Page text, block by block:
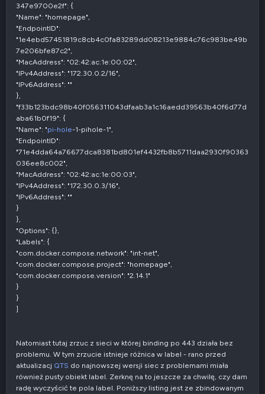
347e9700e2f": {
"Name": "homepage",
"EndpointID":
"1e4ebd57451819c8cb4c0fa83289dd08213e9884c76c983be49b
7e206bfe87c2",
"MacAddress": "02:42:ac:1e:00:02",
"IPv4Address": "172.30.0.2/16",
"IPv6Address": ""
},
"f33b123bdc98b40f056311043dfaab3a1c16aedd39563b40f6d77d
aba61b0f19": {
"Name": "pi-hole-1-pihole-1",
"EndpointID":
"71e4dda64a76677dca8381bd801ef4432fb8b5711daa2930f90363
036ee8c002",
"MacAddress": "02:42:ac:1e:00:03",
"IPv4Address": "172.30.0.3/16",
"IPv6Address": ""
}
},
"Options": {},
"Labels": {
"com.docker.compose.network": "int-net",
"com.docker.compose.project": "homepage",
"com.docker.compose.version": "2.14.1"
}
}
]
Natomiast tutaj zrzuc z sieci w której binding po 443 działa bez
problemu. W tym zrzucie istnieje różnica w label - rano przed
aktualizacj QTS do najnowszej wersji siec z problemami miała
również pusty obiekt label. Zerknę na to jeszcze za chwilę, czy dam
radę wyczyścić te pola label. Poniższy listing jest ze zbindowanym